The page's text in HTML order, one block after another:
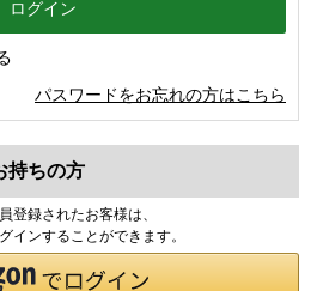
パスワードをお忘れの方はこちら
持ちの方
登録されたお客様は、
インすることができます。